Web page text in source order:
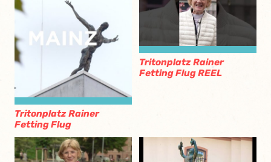
Tritonplatz Rainer
Fetting Flug
Tritonplatz Rainer
Fetting Flug REEL